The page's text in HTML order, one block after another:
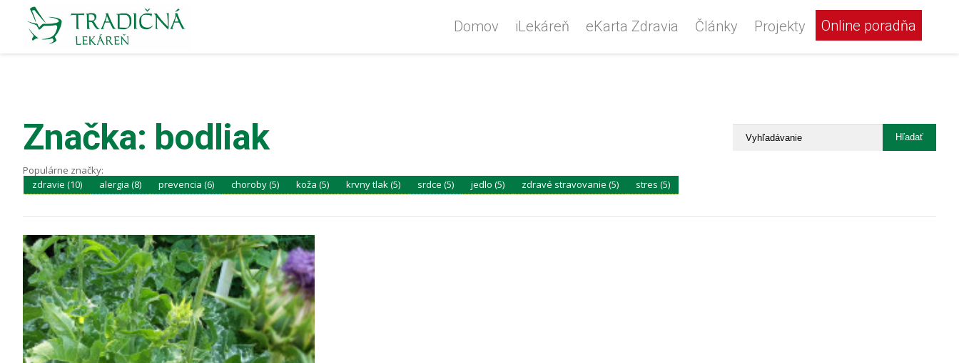
Domov iLekáreň eKarta Zdravia Články Projekty Online poradňa
Značka: bodliak
Populárne značky:
zdravie (10)
alergia (8) prevencia (6) choroby (5) koža (5) krvny tlak (5) srdce (5) jedlo (5) zdravé stravovanie (5) stres (5)